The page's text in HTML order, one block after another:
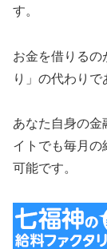
す。
お金を借りるの
り」の代わりで
あなた自身の金
イトでも毎月の
可能です。